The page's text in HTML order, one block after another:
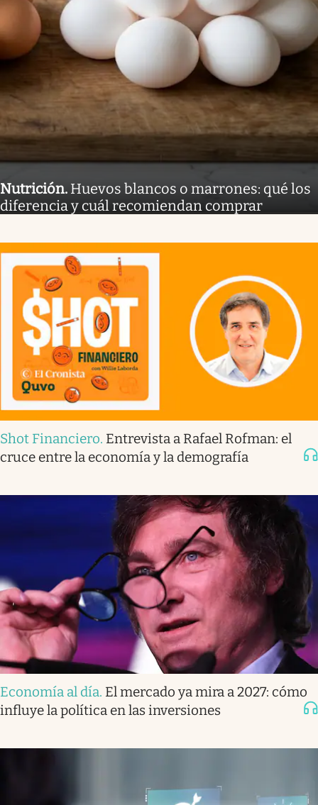
Nutrición. Huevos blancos o marrones: qué los
diferencia y cuál recomiendan comprar
Shot Financiero. Entrevista a Rafael Rofman: el
cruce entre la economía y la demografía
Economía al día. El mercado ya mira a 2027: cómo
influye la política en las inversiones